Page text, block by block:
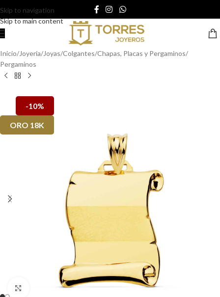
Skip to navigation
Skip to main content
Inicio/Joyería/Joyas/Colgantes/Chapas, Placas y Pergaminos/
Pergaminos
-10%
ORO 18K
Clic para ampliar